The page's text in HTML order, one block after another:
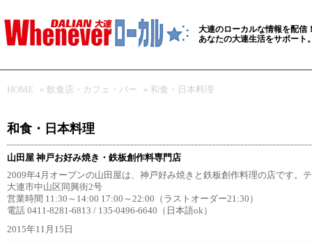
大連のローカルな情報を配信
あなたの大連生活をサポート
HOME » 飲食店・カフェ・バー » 和食・日本料理
和食・日本料理
山田屋 神戸お好み焼き・鉄板創作料専門店
2009年4月オープンの山田屋は、神戸好み焼きと鉄板創作料理の店です。
大連市中山区同興街2号
営業時間 11:30～14:00 17:00～22:00（ラストオーダー21:30）
電話 0411-8281-6813 / 135-0496-6640（日本語ok）
2015年11月15日